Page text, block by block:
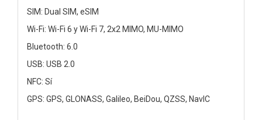
SIM: Dual SIM, eSIM
Wi-Fi: Wi-Fi 6 y Wi-Fi 7, 2x2 MIMO, MU-MIMO
Bluetooth: 6.0
USB: USB 2.0
NFC: Sí
GPS: GPS, GLONASS, Galileo, BeiDou, QZSS, NavIC